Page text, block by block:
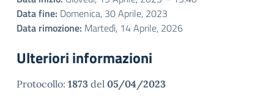
Data fine: Domenica, 30 Aprile, 2023
Data rimozione: Martedì, 14 Aprile, 2026
Ulteriori informazioni
Protocollo: 1873 del 05/04/2023